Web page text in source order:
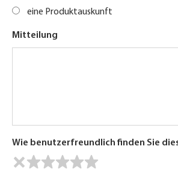
eine Produktauskunft
Mitteilung
Wie benutzerfreundlich finden Sie